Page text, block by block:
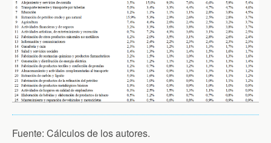
Fuente: Cálculos de los autores.